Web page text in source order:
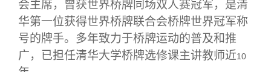
会主席，曾获世界桥牌同场双人赛冠军，是清
华第一位获得世界桥牌联合会桥牌世界冠军称
号的牌手。多年致力于桥牌运动的普及和推
广，已担任清华大学桥牌选修课主讲教师近10